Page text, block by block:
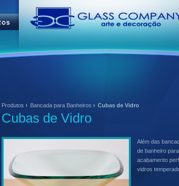
Produtos › Bancada para Banheiros › Cubas de Vidro
Cubas de Vidro
Além das
de banheiro
acabamento
vidros